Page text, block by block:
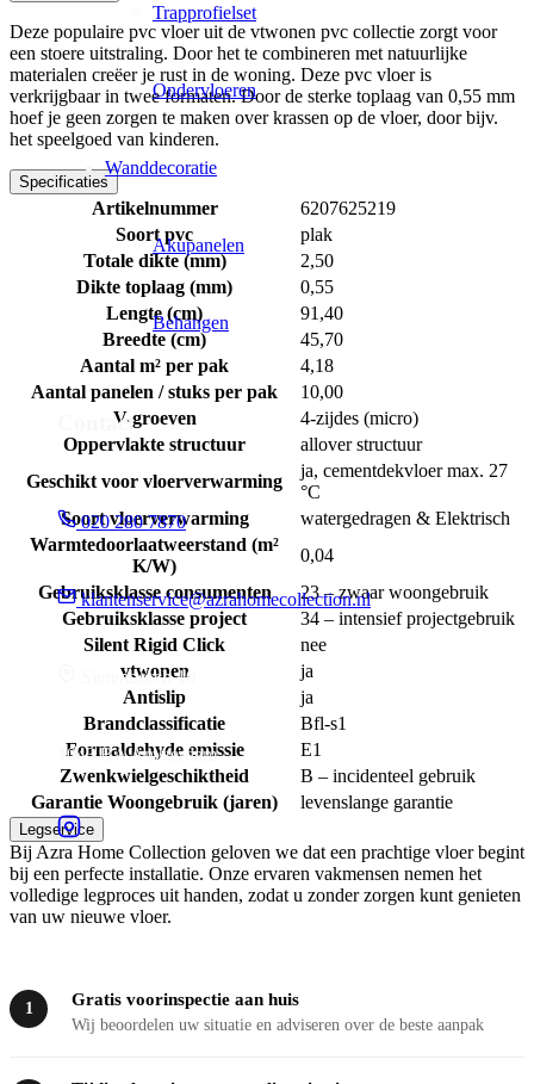
Trapprofielset
Ondervloeren
Wanddecoratie
Akupanelen
Behangen
Contact
020 280 7870
klantenservice@azrahomecollection.nl
Sierenborch 10
1043 BA Amsterdam
Deze populaire pvc vloer uit de vtwonen pvc collectie zorgt voor
een stoere uitstraling. Door het te combineren met natuurlijke
materialen creëer je rust in de woning. Deze pvc vloer is
verkrijgbaar in twee formaten. Door de sterke toplaag van 0,55 mm
hoef je geen zorgen te maken over krassen op de vloer, door bijv.
het speelgoed van kinderen.
Specificaties
Artikelnummer
6207625219
Soort pvc
plak
Totale dikte (mm)
2,50
Dikte toplaag (mm)
0,55
Lengte (cm)
91,40
Breedte (cm)
45,70
Aantal m² per pak
4,18
Aantal panelen / stuks per pak
10,00
V-groeven
4-zijdes (micro)
Oppervlakte structuur
allover structuur
Geschikt voor vloerverwarming
ja, cementdekvloer max. 27
°C
Soort vloerverwarming
watergedragen & Elektrisch
Warmtedoorlaatweerstand (m²
K/W)
0,04
Gebruiksklasse consumenten
23 – zwaar woongebruik
Gebruiksklasse project
34 – intensief projectgebruik
Silent Rigid Click
nee
vtwonen
ja
Antislip
ja
Brandclassificatie
Bfl-s1
Formaldehyde emissie
E1
Zwenkwielgeschiktheid
B – incidenteel gebruik
Garantie Woongebruik (jaren)
levenslange garantie
Legservice
Bij Azra Home Collection geloven we dat een prachtige vloer begint
bij een perfecte installatie. Onze ervaren vakmensen nemen het
volledige legproces uit handen, zodat u zonder zorgen kunt genieten
van uw nieuwe vloer.
1 Gratis voorinspectie aan huis
Wij beoordelen uw situatie en adviseren over de beste aanpak